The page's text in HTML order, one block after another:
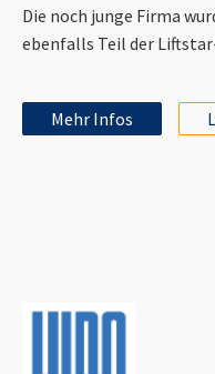
Die noch junge Firma
ebenfalls Teil der
Mehr Infos